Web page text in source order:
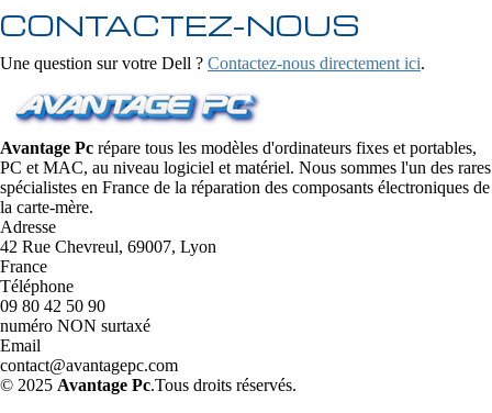
CONTACTEZ-NOUS
Une question sur votre Dell ? Contactez-nous directement ici.
Avantage Pc répare tous les modèles d'ordinateurs fixes et portables,
PC et MAC, au niveau logiciel et matériel. Nous sommes l'un des rares
spécialistes en France de la réparation des composants électroniques de
la carte-mère.
Adresse
42 Rue Chevreul, 69007, Lyon
France
Téléphone
09 80 42 50 90
numéro NON surtaxé
Email
contact@avantagepc.com
© 2025 Avantage Pc.Tous droits réservés.